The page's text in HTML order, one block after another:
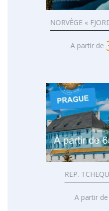
NORVÈGE «
A partir de
REP.
A partir de